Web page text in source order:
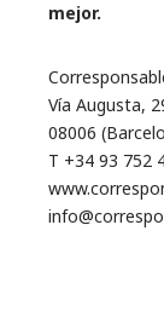
mejor.
Vía Augusta,
08006
T +34 93 752